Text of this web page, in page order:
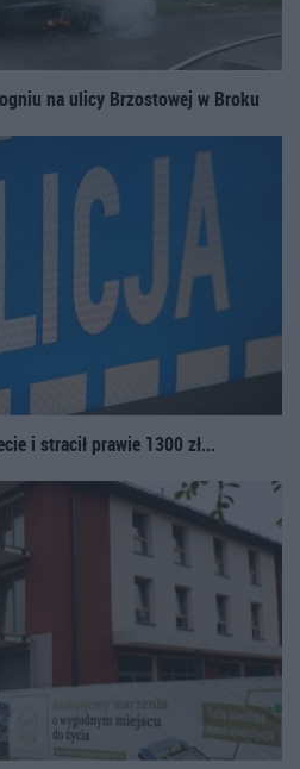
na ulicy Brzostowej w Broku
i stracił prawie 1300 zł...